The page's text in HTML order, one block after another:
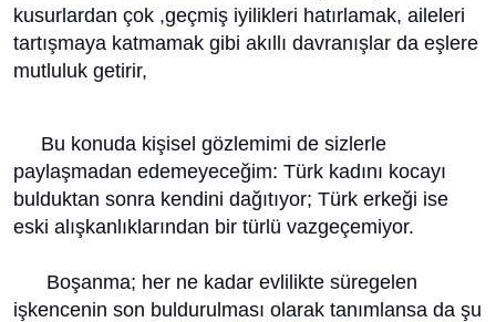
kusurlardan çok ,geçmiş iyilikleri hatırlamak, aileleri
tartışmaya katmamak gibi akıllı davranışlar da eşlere
mutluluk getirir,
Bu konuda kişisel gözlemimi de sizlerle
paylaşmadan edemeyeceğim: Türk kadını kocayı
bulduktan sonra kendini dağıtıyor; Türk erkeği ise
eski alışkanlıklarından bir türlü vazgeçemiyor.
Boşanma; her ne kadar evlilikte süregelen
işkencenin son buldurulması olarak tanımlansa da şu